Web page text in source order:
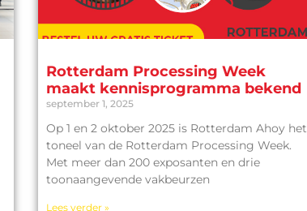
Rotterdam Processing Week
maakt kennisprogramma bekend
september 1, 2025
Op 1 en 2 oktober 2025 is Rotterdam Ahoy het
toneel van de Rotterdam Processing Week.
Met meer dan 200 exposanten en drie
toonaangevende vakbeurzen
Lees verder »